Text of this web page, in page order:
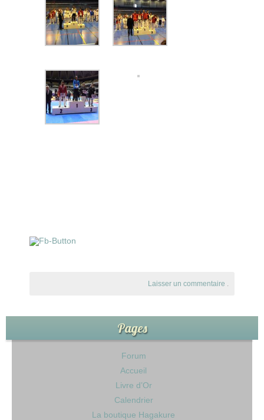
Laisser un commentaire
Pages
Forum
Accueil
Livre d’Or
Calendrier
La boutique Hagakure